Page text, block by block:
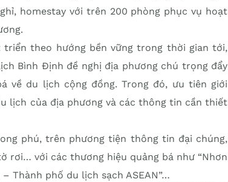
homestay với trên 200 phòng phục vụ hoạt
theo hướng bền vững trong thời gian tới,
Bình Định đề nghị địa phương chú trọng đẩy
về du lịch cộng đồng. Trong đó, ưu tiên giới
lịch của địa phương và các thông tin cần thiết
phú, trên phương tiện thông tin đại chúng,
rơi… với các thương hiệu quảng bá như “Nhơn
Thành phố du lịch sạch ASEAN”…